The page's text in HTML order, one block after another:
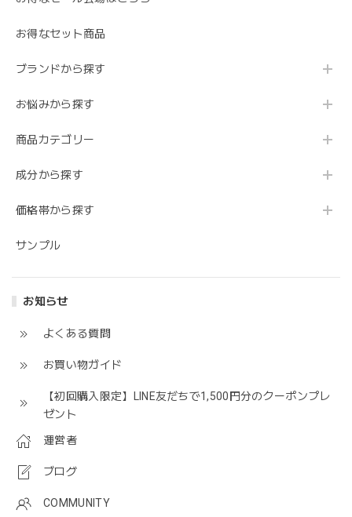
お得なセット商品
ブランドから探す
お悩みから探す
商品カテゴリー
成分から探す
価格帯から探す
サンプル
お知らせ
よくある質問
お買い物ガイド
【初回購入限定】LINE友だちで1,500円分のクーポンプレ
ゼント
運営者
ブログ
COMMUNITY